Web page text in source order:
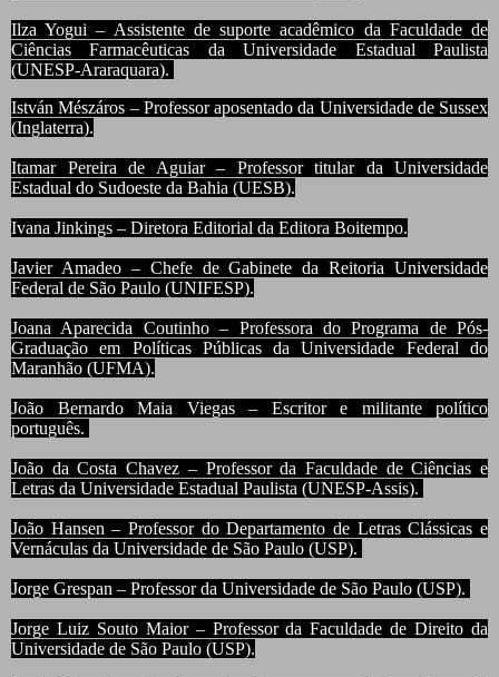
Ilza Yogui – Assistente de suporte acadêmico da Faculdade de
Ciências Farmacêuticas da Universidade Estadual Paulista
(UNESP-Araraquara).
István Mészáros – Professor aposentado da Universidade de Sussex
(Inglaterra).
Itamar Pereira de Aguiar – Professor titular da Universidade
Estadual do Sudoeste da Bahia (UESB).
Ivana Jinkings – Diretora Editorial da Editora Boitempo.
Javier Amadeo – Chefe de Gabinete da Reitoria Universidade
Federal de São Paulo (UNIFESP).
Joana Aparecida Coutinho – Professora do Programa de Pós-
Graduação em Políticas Públicas da Universidade Federal do
Maranhão (UFMA).
João Bernardo Maia Viegas – Escritor e militante político
português.
João da Costa Chavez – Professor da Faculdade de Ciências e
Letras da Universidade Estadual Paulista (UNESP-Assis).
João Hansen – Professor do Departamento de Letras Clássicas e
Vernáculas da Universidade de São Paulo (USP).
Jorge Grespan – Professor da Universidade de São Paulo (USP).
Jorge Luiz Souto Maior – Professor da Faculdade de Direito da
Universidade de São Paulo (USP).